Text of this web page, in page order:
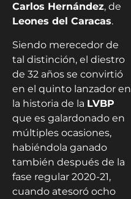
Carlos Hernández, de
Leones del Caracas.
Siendo merecedor de
tal distinción, el diestro
de 32 años se convirtió
en el quinto lanzador en
la historia de la LVBP
que es galardonado en
múltiples ocasiones,
habiéndola ganado
también después de la
fase regular 2020-21,
cuando atesoró ocho